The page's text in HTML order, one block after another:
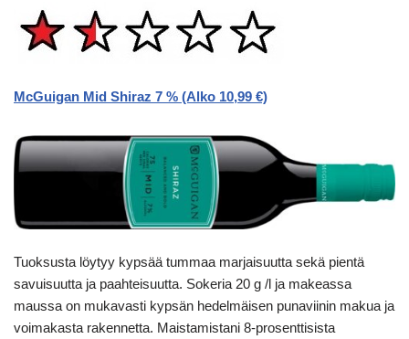
McGuigan Mid Shiraz 7 % (Alko 10,99 €)
Tuoksusta löytyy kypsää tummaa marjaisuutta sekä pientä
savuisuutta ja paahteisuutta. Sokeria 20 g /l ja makeassa
maussa on mukavasti kypsän hedelmäisen punaviinin makua ja
voimakasta rakennetta. Maistamistani 8-prosenttisista